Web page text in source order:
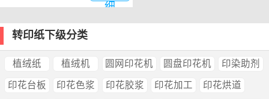
细
转印纸下级分类
植绒纸 植绒机 圆网印花机 圆盘印花机 印染助剂
印花台板 印花色浆 印花胶浆 印花加工 印花烘道